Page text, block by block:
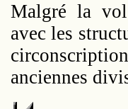
Malgré la
avec les
anciennes